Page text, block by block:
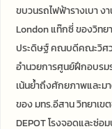
ขบวนรถไฟฟ้ารางเบา
London แท๊กซี่ ของวิท
ประดิษฐ์ คณบดีคณะวิศ
อำนวยการศูนย์ฝึกอบรม
เน้นย้ำถึงศักยภาพและม
ของ มทร.อีสาน วิทยาเ
DEPOT โรงจอดและซ่